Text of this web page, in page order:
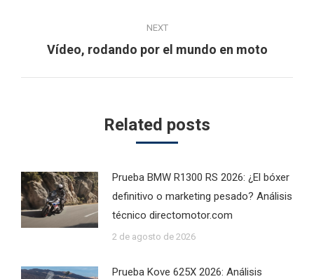
NEXT
Next
Vídeo, rodando por el mundo en moto
Related posts
Prueba BMW R1300 RS 2026: ¿El bóxer
definitivo o marketing pesado? Análisis
técnico directomotor.com
2 de agosto de 2026
Prueba Kove 625X 2026: Análisis